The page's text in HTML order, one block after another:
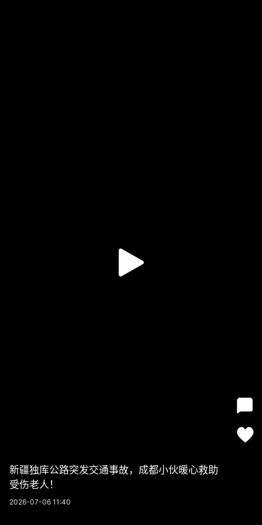
新疆独库公路突发交通事故，成都小伙暖心救助
受伤老人！
2026-07-06 11:40